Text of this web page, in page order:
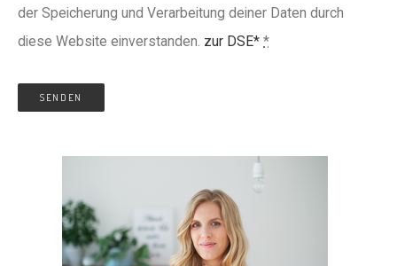
der Speicherung und Verarbeitung deiner Daten durch
diese Website einverstanden. zur DSE* *